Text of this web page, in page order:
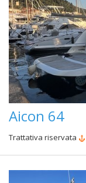
Aicon 64
Trattativa riservata